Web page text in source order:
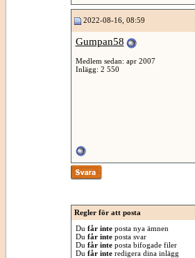
2022-08-16, 08:59
Gumpan58
Medlem sedan: apr 2007
Inlägg: 2 550
Regler för att posta
Du får inteposta nya ämnen
Du får inteposta svar
Du får inteposta bifogade filer
Du får interedigera dina inlägg